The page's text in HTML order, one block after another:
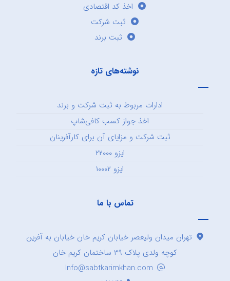
اخذ کد اقتصادی
ثبت شرکت
ثبت برند
نوشته‌های تازه
ادارات مربوط به ثبت شرکت و برند
اخذ جواز کسب کافی‌شاپ
ثبت شرکت و مزایای آن برای کارآفرینان
ایزو ۲۲۰۰۰
ایزو ۱۰۰۰۲
تماس با ما
تهران میدان ولیعصر خیابان کریم خان خیابان به آفرین
کوچه ولدی پلاک ۳۹ ساختمان کریم خان
Info@sabtkarimkhan.com